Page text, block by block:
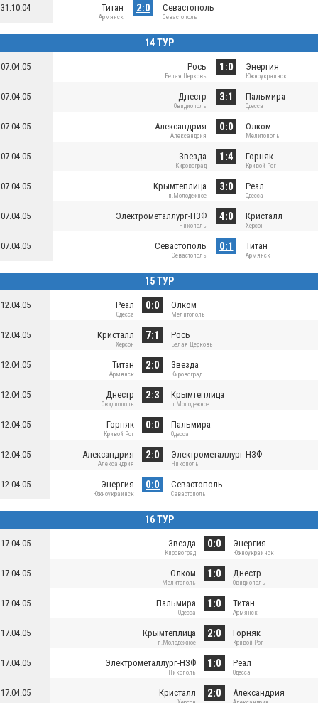
31.10.04 Титан
Армянск
2:0 Севастополь
Севастополь
14 ТУР
07.04.05 Рось
Белая Церковь
1:0 Энергия
Южноукраинск
07.04.05 Днестр
Овидиополь
3:1 Пальмира
Одесса
07.04.05 Александрия
Александрия
0:0 Олком
Мелитополь
07.04.05 Звезда
Кировоград
1:4 Горняк
Кривой Рог
07.04.05 Крымтеплица
п.Молодежное
3:0 Реал
Одесса
07.04.05 Электрометаллург-НЗФ
Никополь
4:0 Кристалл
Херсон
07.04.05 Севастополь
Севастополь
0:1 Титан
Армянск
15 ТУР
12.04.05 Реал
Одесса
0:0 Олком
Мелитополь
12.04.05 Кристалл
Херсон
7:1 Рось
Белая Церковь
12.04.05 Титан
Армянск
2:0 Звезда
Кировоград
12.04.05 Днестр
Овидиополь
2:3 Крымтеплица
п.Молодежное
12.04.05 Горняк
Кривой Рог
0:0 Пальмира
Одесса
12.04.05 Александрия
Александрия
2:0 Электрометаллург-НЗФ
Никополь
12.04.05 Энергия
Южноукраинск
0:0 Севастополь
Севастополь
16 ТУР
17.04.05 Звезда
Кировоград
0:0 Энергия
Южноукраинск
17.04.05 Олком
Мелитополь
1:0 Днестр
Овидиополь
17.04.05 Пальмира
Одесса
1:0 Титан
Армянск
17.04.05 Крымтеплица
п.Молодежное
2:0 Горняк
Кривой Рог
17.04.05 Электрометаллург-НЗФ
Никополь
1:0 Реал
Одесса
17.04.05 Кристалл 2:0 Александрия